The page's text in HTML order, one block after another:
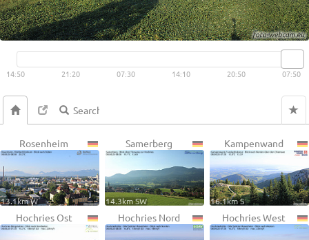
Live video available → View
14:50 21:20 07:30 14:10 20:50 07:50
Rosenheim
13.1km W
Samerberg
14.3km SW
Kampenwand
16.1km S
Hochries Ost Hochries Nord Hochries West